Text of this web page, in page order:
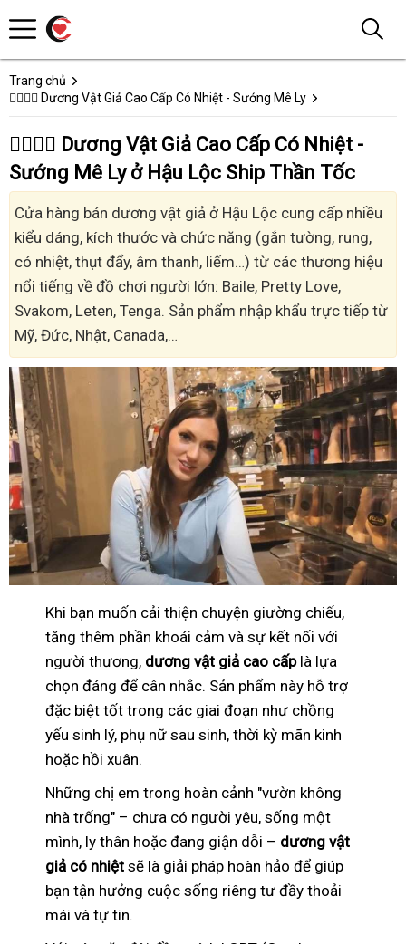
Trang chủ
👩‍❤️‍💋‍👨 Dương Vật Giả Cao Cấp Có Nhiệt - Sướng Mê Ly
👩‍❤️‍💋‍👨 Dương Vật Giả Cao Cấp Có Nhiệt -
Sướng Mê Ly ở Hậu Lộc Ship Thần Tốc
Cửa hàng bán dương vật giả ở Hậu Lộc cung cấp nhiều
kiểu dáng, kích thước và chức năng (gắn tường, rung,
có nhiệt, thụt đẩy, âm thanh, liếm…) từ các thương hiệu
nổi tiếng về đồ chơi người lớn: Baile, Pretty Love,
Svakom, Leten, Tenga. Sản phẩm nhập khẩu trực tiếp từ
Mỹ, Đức, Nhật, Canada,…
Khi bạn muốn cải thiện chuyện giường chiếu,
tăng thêm phần khoái cảm và sự kết nối với
người thương, dương vật giả cao cấplà lựa
chọn đáng để cân nhắc. Sản phẩm này hỗ trợ
đặc biệt tốt trong các giai đoạn như chồng
yếu sinh lý, phụ nữ sau sinh, thời kỳ mãn kinh
hoặc hồi xuân.
Những chị em trong hoàn cảnh "vườn không
nhà trống" – chưa có người yêu, sống một
mình, ly thân hoặc đang giận dỗi – dương vật
giả có nhiệt sẽ là giải pháp hoàn hảo để giúp
bạn tận hưởng cuộc sống riêng tư đầy thoải
mái và tự tin.